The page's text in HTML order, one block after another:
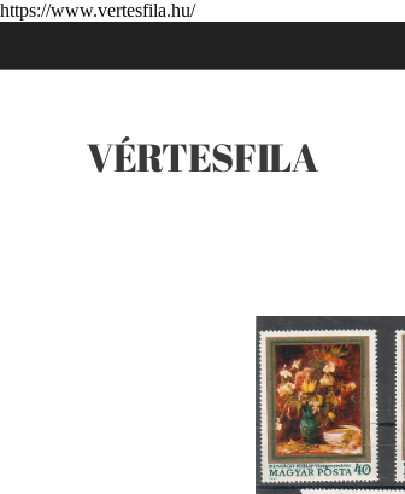
https://www.vertesfila.hu/
VÉRTESFILA